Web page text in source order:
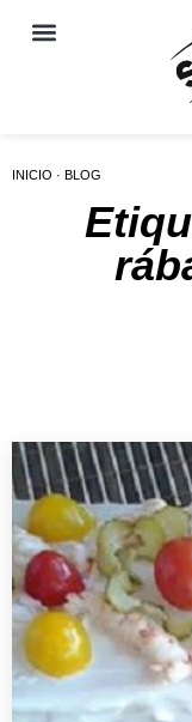
INICIO · BLOG